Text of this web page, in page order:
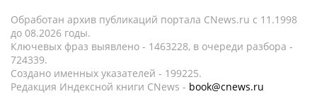
Обработан архив публикаций портала CNews.ru c 11.1998
до 08.2026 годы.
Ключевых фраз выявлено - 1463228, в очереди разбора -
724339.
Создано именных указателей - 199225.
Редакция Индексной книги CNews - book@cnews.ru